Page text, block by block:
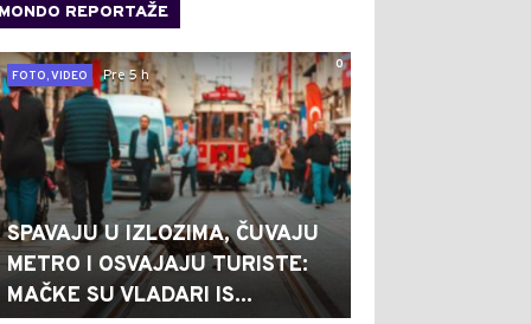
MONDO REPORTAŽE
0
FOTO, VIDEO
Pre 5 h
SPAVAJU U IZLOZIMA, ČUVAJU
METRO I OSVAJAJU TURISTE:
MAČKE SU VLADARI IS...